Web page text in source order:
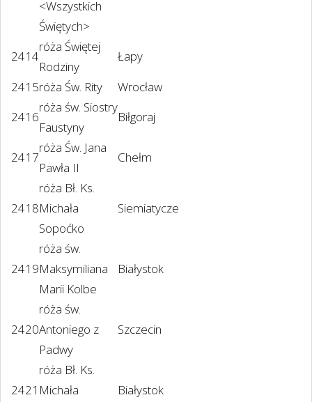
<Wszystkich
Świętych>
2414
róża Świętej
Rodziny
Łapy
2415róża Św. Rity
Wrocław
2416
róża św. Siostry
Faustyny
Biłgoraj
2417
róża Św. Jana
Pawła II
Chełm
2418
róża Bł. Ks.
Michała
Sopoćko
Siemiatycze
2419
róża św.
Maksymiliana
Marii Kolbe
Białystok
2420
róża św.
Antoniego z
Padwy
Szczecin
2421
róża Bł. Ks.
Michała
Białystok